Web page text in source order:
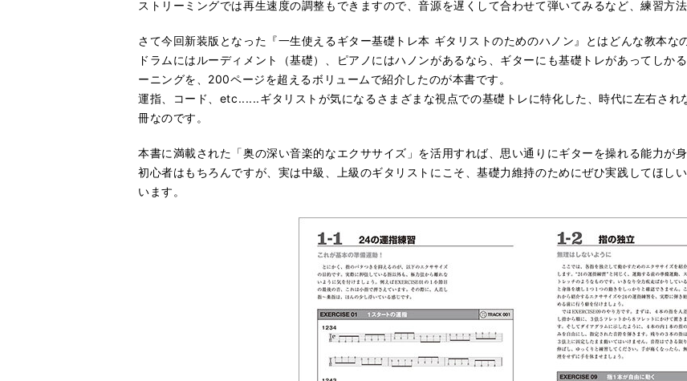
ストリーミングでは再生速度の調整もできますので、音源を遅くして合わせて弾いてみるなど、練習方法
さて今回新装版となった『一生使えるギター基礎トレ本 ギタリストのためのハノン』とはどんな教本な
ドラムにはルーディメント（基礎）、ピアノにはハノンがあるなら、ギターにも基礎トレがあってしか
ーニングを、200ページを超えるボリュームで紹介したのが本書です。
運指、コード、etc......ギタリストが気になるさまざまな視点での基礎トレに特化した、時代に左右され
冊なのです。
本書に満載された「奥の深い音楽的なエクササイズ」を活用すれば、思い通りにギターを操れる能力が身
初心者はもちろんですが、実は中級、上級のギタリストにこそ、基礎力維持のためにぜひ実践してほし
います。